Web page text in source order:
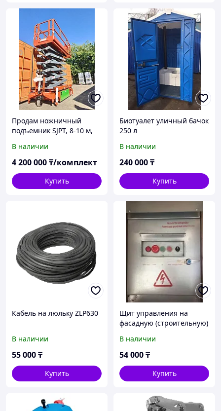
Продам ножничный
подъемник SJPT, 8-10 м,
В наличии
4 200 000₸/комплект
Купить
Биотуалет уличный бачок
250 л
В наличии
240 000₸
Купить
Кабель на люльку ZLP630
В наличии
55 000₸
Купить
Щит управления на
фасадную (строительную)
В наличии
54 000₸
Купить